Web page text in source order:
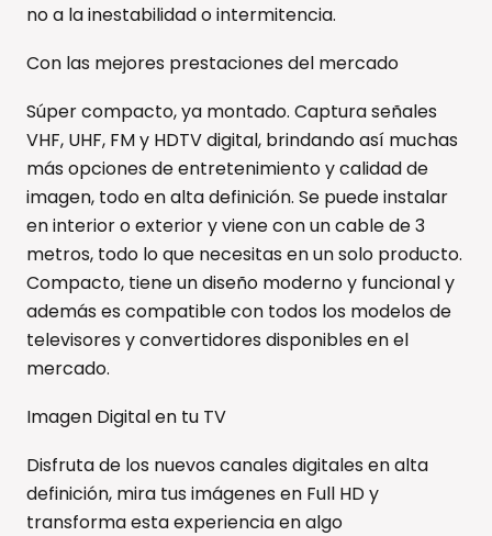
no a la inestabilidad o intermitencia.
Con las mejores prestaciones del mercado
Súper compacto, ya montado. Captura señales
VHF, UHF, FM y HDTV digital, brindando así muchas
más opciones de entretenimiento y calidad de
imagen, todo en alta definición. Se puede instalar
en interior o exterior y viene con un cable de 3
metros, todo lo que necesitas en un solo producto.
Compacto, tiene un diseño moderno y funcional y
además es compatible con todos los modelos de
televisores y convertidores disponibles en el
mercado.
Imagen Digital en tu TV
Disfruta de los nuevos canales digitales en alta
definición, mira tus imágenes en Full HD y
transforma esta experiencia en algo